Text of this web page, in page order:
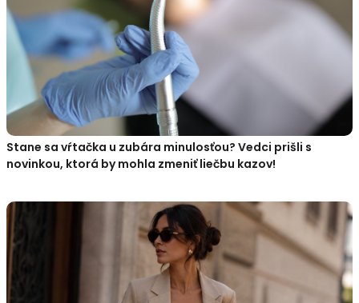
Stane sa vŕtačka u zubára minulosťou? Vedci prišli s
novinkou, ktorá by mohla zmeniť liečbu kazov!